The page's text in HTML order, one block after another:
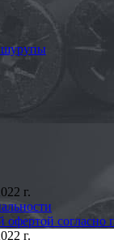
шурупы
г.
офертой
г.